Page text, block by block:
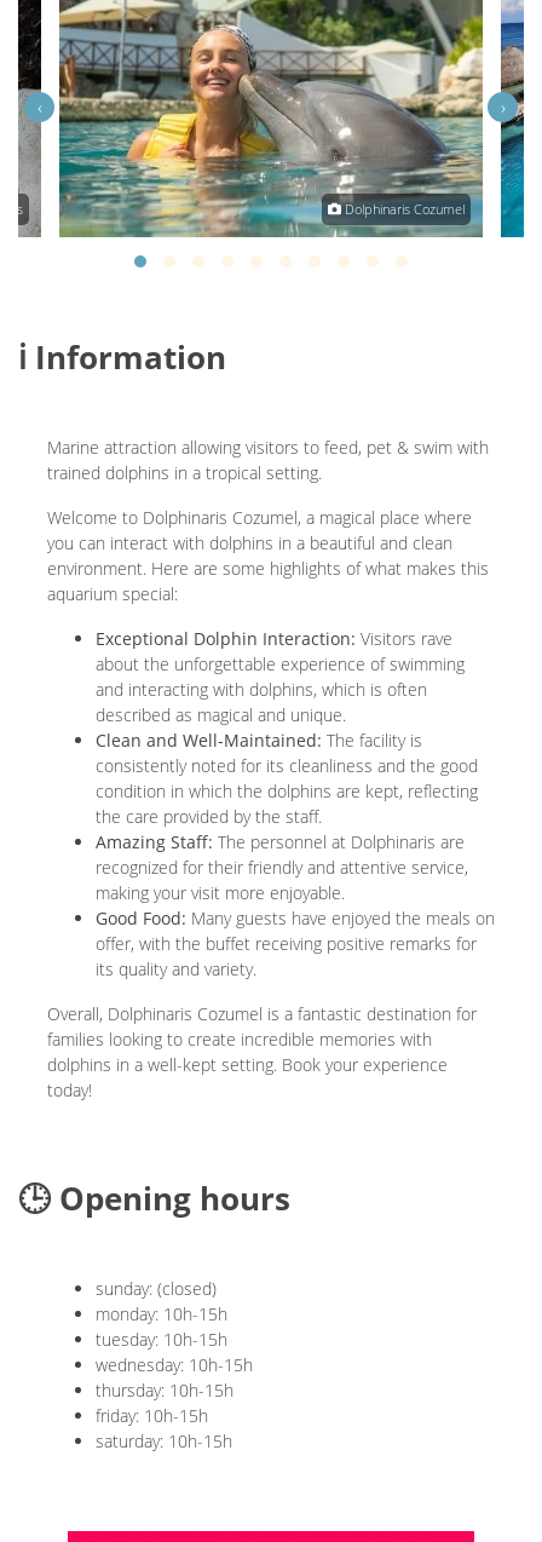
Dolphinaris Cozumel
‹ ›
ℹ️ Information
Marine attraction allowing visitors to feed, pet & swim with
trained dolphins in a tropical setting.
Welcome to Dolphinaris Cozumel, a magical place where
you can interact with dolphins in a beautiful and clean
environment. Here are some highlights of what makes this
aquarium special:
Exceptional Dolphin Interaction: Visitors rave
about the unforgettable experience of swimming
and interacting with dolphins, which is often
described as magical and unique.
Clean and Well-Maintained: The facility is
consistently noted for its cleanliness and the good
condition in which the dolphins are kept, reflecting
the care provided by the staff.
Amazing Staff: The personnel at Dolphinaris are
recognized for their friendly and attentive service,
making your visit more enjoyable.
Good Food: Many guests have enjoyed the meals on
offer, with the buffet receiving positive remarks for
its quality and variety.
Overall, Dolphinaris Cozumel is a fantastic destination for
families looking to create incredible memories with
dolphins in a well-kept setting. Book your experience
today!
🕒 Opening hours
sunday: (closed)
monday: 10h-15h
tuesday: 10h-15h
wednesday: 10h-15h
thursday: 10h-15h
friday: 10h-15h
saturday: 10h-15h